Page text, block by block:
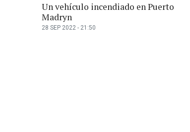
Un vehículo incendiado en Puerto
Madryn
28 SEP 2022 - 21:50